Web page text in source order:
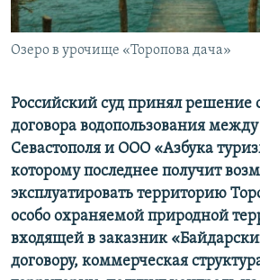
ELIFBE
УКРАИНСКАЯ ПРОБЛЕМА КРЫМА
Озеро в урочище «Торопова дача»
Российский суд принял решение
договора водопользования
Севастополя и ООО «Азбука
которому последнее получит
эксплуатировать территорию
особо охраняемой природной
входящей в заказник
договору, коммерческая